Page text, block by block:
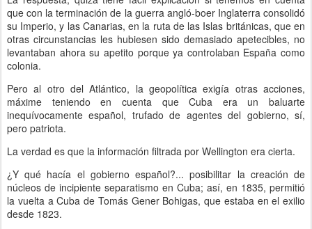
que con la terminación de la guerra angló-boer Inglaterra consolidó
su Imperio, y las Canarias, en la ruta de las Islas británicas, que en
otras circunstancias les hubiesen sido demasiado apetecibles, no
levantaban ahora su apetito porque ya controlaban España como
colonia.
Pero al otro del Atlántico, la geopolítica exigía otras acciones,
máxime teniendo en cuenta que Cuba era un baluarte
inequívocamente español, trufado de agentes del gobierno, sí,
pero patriota.
La verdad es que la información filtrada por Wellington era cierta.
¿Y qué hacía el gobierno español?... posibilitar la creación de
núcleos de incipiente separatismo en Cuba; así, en 1835, permitió
la vuelta a Cuba de Tomás Gener Bohigas, que estaba en el exilio
desde 1823.